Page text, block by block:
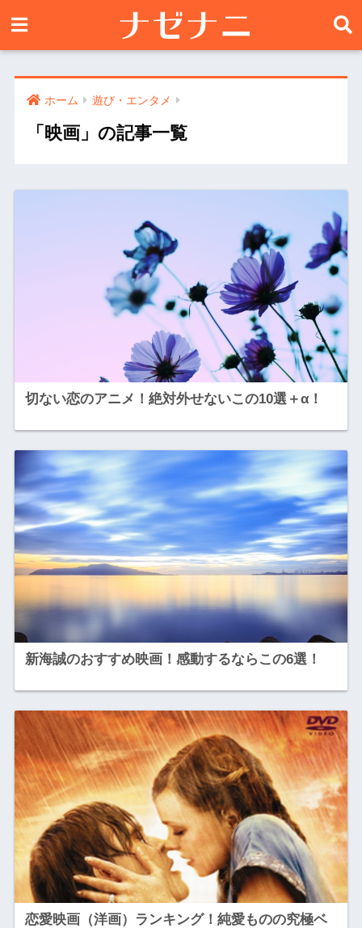
ホーム 遊び・エンタメ
「映画」の記事一覧
切ない恋のアニメ！絶対外せないこの10選＋α！
新海誠のおすすめ映画！感動するならこの6選！
恋愛映画（洋画）ランキング！純愛ものの究極ベ